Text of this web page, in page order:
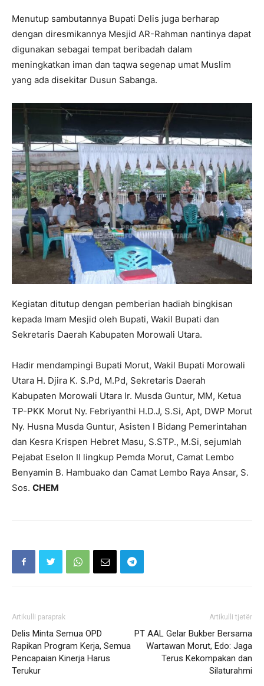
Menutup sambutannya Bupati Delis juga berharap
dengan diresmikannya Mesjid AR-Rahman nantinya dapat
digunakan sebagai tempat beribadah dalam
meningkatkan iman dan taqwa segenap umat Muslim
yang ada disekitar Dusun Sabanga.
Kegiatan ditutup dengan pemberian hadiah bingkisan
kepada Imam Mesjid oleh Bupati, Wakil Bupati dan
Sekretaris Daerah Kabupaten Morowali Utara.
Hadir mendampingi Bupati Morut, Wakil Bupati Morowali
Utara H. Djira K. S.Pd, M.Pd, Sekretaris Daerah
Kabupaten Morowali Utara Ir. Musda Guntur, MM, Ketua
TP-PKK Morut Ny. Febriyanthi H.D.J, S.Si, Apt, DWP Morut
Ny. Husna Musda Guntur, Asisten I Bidang Pemerintahan
dan Kesra Krispen Hebret Masu, S.STP., M.Si, sejumlah
Pejabat Eselon II lingkup Pemda Morut, Camat Lembo
Benyamin B. Hambuako dan Camat Lembo Raya Ansar, S.
Sos. CHEM
Artikulli paraprak
Delis Minta Semua OPD
Rapikan Program Kerja, Semua
Pencapaian Kinerja Harus
Terukur
Artikulli tjetër
PT AAL Gelar Bukber Bersama
Wartawan Morut, Edo: Jaga
Terus Kekompakan dan
Silaturahmi